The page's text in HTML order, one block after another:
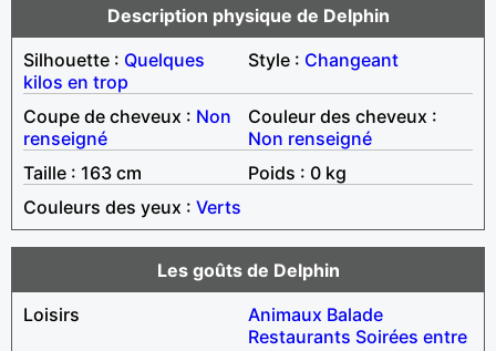
Description physique de Delphin
Silhouette : Quelques
kilos en trop
Style : Changeant
Coupe de cheveux : Non
renseigné
Couleur des cheveux :
Non renseigné
Taille : 163 cm
Poids : 0 kg
Couleurs des yeux : Verts
Les goûts de Delphin
Loisirs
Animaux Balade
Restaurants Soirées entre